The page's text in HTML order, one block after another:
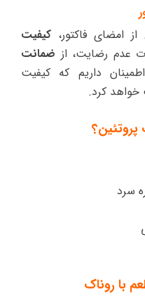
امضای فاکتور، کیفیت
عدم رضایت، از ضمانت
داریم که کیفیت
کرد.
سرد
با روناک